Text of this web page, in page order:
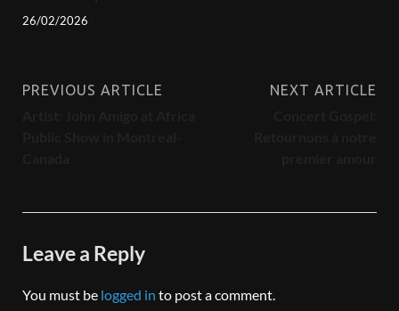
26/02/2026
PREVIOUS ARTICLE NEXT ARTICLE
Leave a Reply
You must be logged in to post a comment.